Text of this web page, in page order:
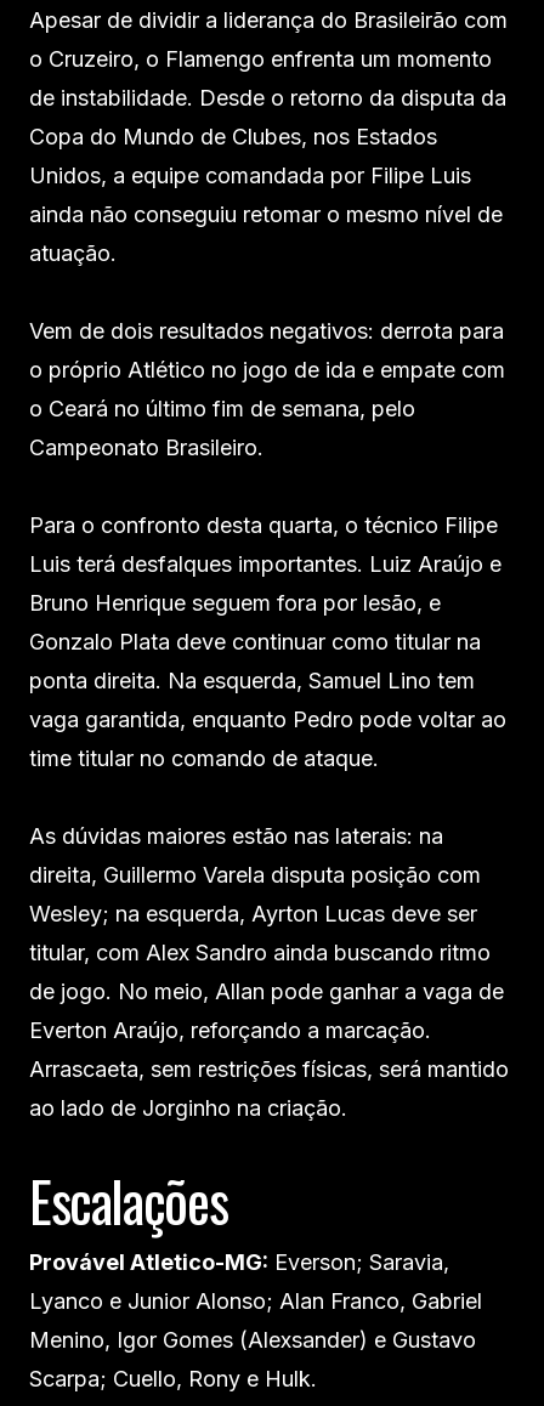
Apesar de dividir a liderança do Brasileirão com
o Cruzeiro, o Flamengo enfrenta um momento
de instabilidade. Desde o retorno da disputa da
Copa do Mundo de Clubes, nos Estados
Unidos, a equipe comandada por Filipe Luis
ainda não conseguiu retomar o mesmo nível de
atuação.
Vem de dois resultados negativos: derrota para
o próprio Atlético no jogo de ida e empate com
o Ceará no último fim de semana, pelo
Campeonato Brasileiro.
Para o confronto desta quarta, o técnico Filipe
Luis terá desfalques importantes. Luiz Araújo e
Bruno Henrique seguem fora por lesão, e
Gonzalo Plata deve continuar como titular na
ponta direita. Na esquerda, Samuel Lino tem
vaga garantida, enquanto Pedro pode voltar ao
time titular no comando de ataque.
As dúvidas maiores estão nas laterais: na
direita, Guillermo Varela disputa posição com
Wesley; na esquerda, Ayrton Lucas deve ser
titular, com Alex Sandro ainda buscando ritmo
de jogo. No meio, Allan pode ganhar a vaga de
Everton Araújo, reforçando a marcação.
Arrascaeta, sem restrições físicas, será mantido
ao lado de Jorginho na criação.
Escalações
Provável Atletico-MG: Everson; Saravia,
Lyanco e Junior Alonso; Alan Franco, Gabriel
Menino, Igor Gomes (Alexsander) e Gustavo
Scarpa; Cuello, Rony e Hulk.